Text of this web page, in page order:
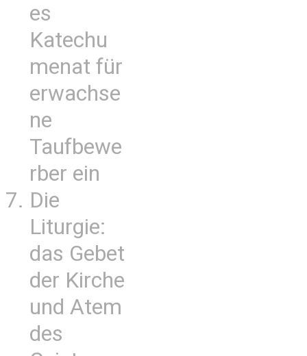
es
Katechu
menat für
erwachse
ne
Taufbewe
rber ein
Die
Liturgie:
das Gebet
der Kirche
und Atem
des